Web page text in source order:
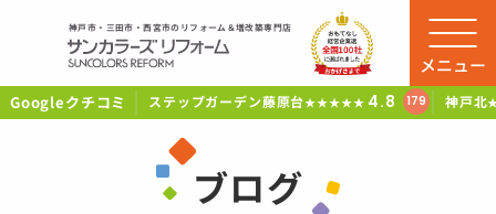
神戸市・三田市・西宮市のリフォーム＆増改築専門店
Googleクチコミ ステップガーデン藤原台★★★★★ 4.8 179 神戸北
メニュー
ブログ